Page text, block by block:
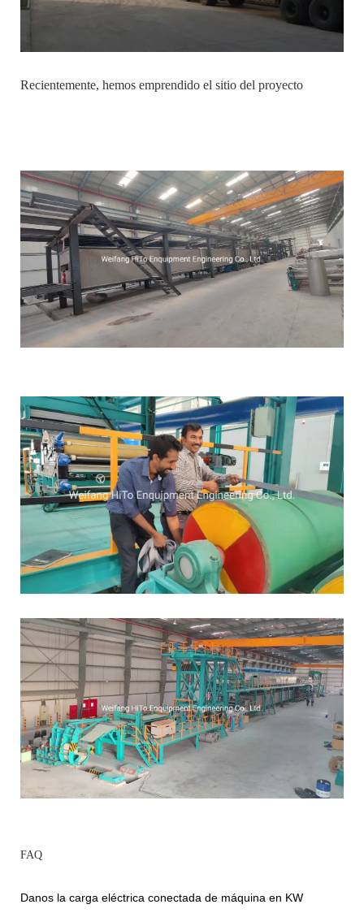
Recientemente, hemos emprendido el sitio del proyecto
FAQ
Danos la carga eléctrica conectada de máquina en KW